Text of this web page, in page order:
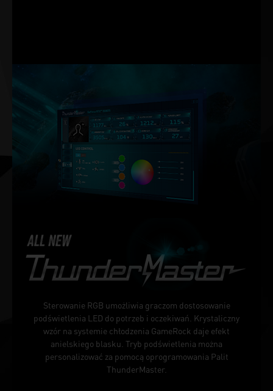
Sterowanie RGB umożliwia graczom dostosowanie
podświetlenia LED do potrzeb i oczekiwań. Krystaliczny
wzór na systemie chłodzenia GameRock daje efekt
anielskiego blasku. Tryb podświetlenia można
personalizować za pomocą oprogramowania Palit
ThunderMaster.